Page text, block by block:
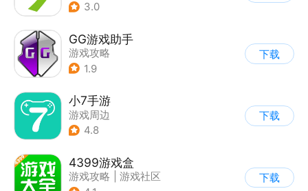
3.0
GG游戏助手
游戏攻略
1.9
下载
小7手游
游戏周边
4.8
下载
4399游戏盒
游戏攻略
游戏社区
下载